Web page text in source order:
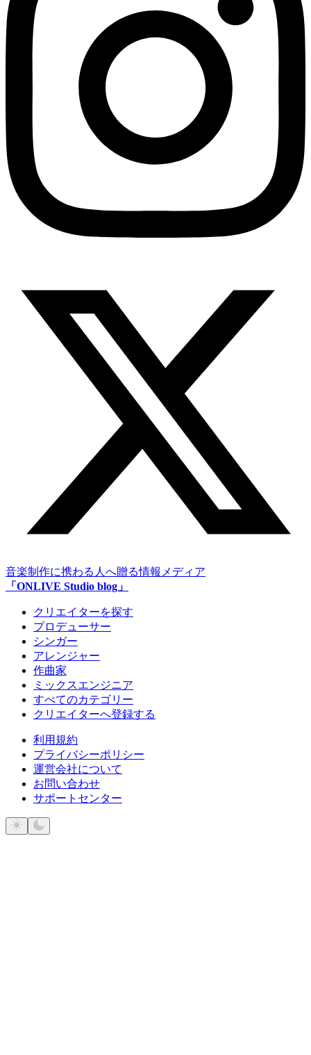
音楽制作に携わる人へ贈る情報メディア
「ONLIVE Studio blog」
クリエイターを探す
プロデューサー
シンガー
アレンジャー
作曲家
ミックスエンジニア
すべてのカテゴリー
クリエイターへ登録する
利用規約
プライバシーポリシー
運営会社について
お問い合わせ
サポートセンター